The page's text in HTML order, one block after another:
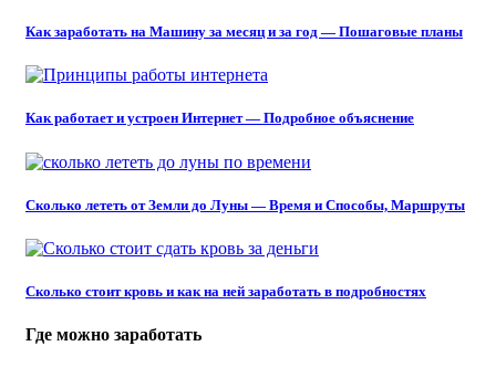
Как заработать на Машину за месяц и за год — Пошаговые планы
Как работает и устроен Интернет — Подробное объяснение
Сколько лететь от Земли до Луны — Время и Способы, Маршруты
Сколько стоит кровь и как на ней заработать в подробностях
Где можно заработать